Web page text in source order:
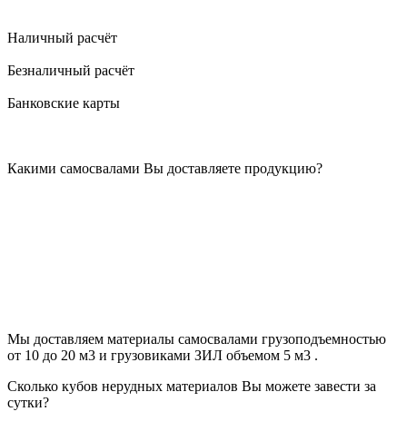
Наличный расчёт
Безналичный расчёт
Банковские карты
Какими самосвалами Вы доставляете продукцию?
Мы доставляем материалы самосвалами грузоподъемностью
от 10 до 20 м3 и грузовиками ЗИЛ объемом 5 м3 .
Сколько кубов нерудных материалов Вы можете завести за
сутки?